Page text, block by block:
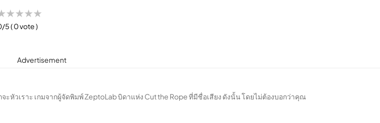
★★★★
5( 0 vote )
Advertisement
ะหัวเราะ เกมจากผู้จัดพิมพ์ ZeptoLab บิดาแห่ง Cut the Rope ที่มีชื่อเสียง ดังนั้น โดยไม่ต้องบอกว่าคุณ